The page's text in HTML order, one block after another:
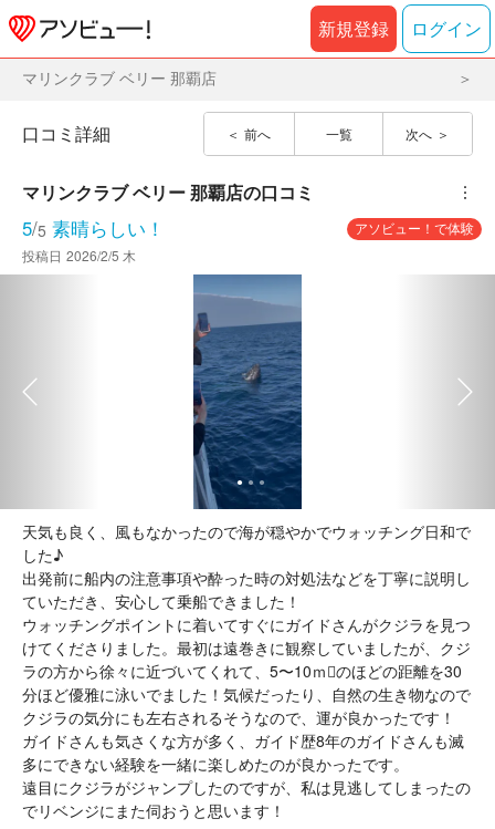
新規登録 ログイン
マリンクラブ ベリー 那覇店
前へ 一覧 次へ
口コミ詳細
マリンクラブ ベリー 那覇店の口コミ ︙
5/5 素晴らしい！
アソビュー！で体験
投稿日 2026/2/5 木
天気も良く、風もなかったので海が穏やかでウォッチング日和で
した♪
出発前に船内の注意事項や酔った時の対処法などを丁寧に説明し
ていただき、安心して乗船できました！
ウォッチングポイントに着いてすぐにガイドさんがクジラを見つ
けてくださりました。最初は遠巻きに観察していましたが、クジ
ラの方から徐々に近づいてくれて、5〜10ｍのほどの距離を30
分ほど優雅に泳いでました！気候だったり、自然の生き物なので
クジラの気分にも左右されるそうなので、運が良かったです！
ガイドさんも気さくな方が多く、ガイド歴8年のガイドさんも滅
多にできない経験を一緒に楽しめたのが良かったです。
遠目にクジラがジャンプしたのですが、私は見逃してしまったの
でリベンジにまた伺おうと思います！